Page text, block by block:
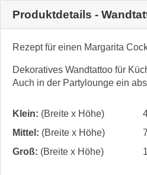
Produktdetails -
Rezept für einen Margarita
Dekoratives Wandtattoo für
Auch in der Partylounge ein
Klein: (Breite x Höhe)
Mittel: (Breite x Höhe)
Groß: (Breite x Höhe)